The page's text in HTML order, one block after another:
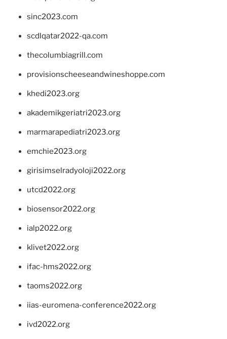
sinc2023.com
scdlqatar2022-qa.com
thecolumbiagrill.com
provisionscheeseandwineshoppe.com
khedi2023.org
akademikgeriatri2023.org
marmarapediatri2023.org
emchie2023.org
girisimselradyoloji2022.org
utcd2022.org
biosensor2022.org
ialp2022.org
klivet2022.org
ifac-hms2022.org
taoms2022.org
iias-euromena-conference2022.org
ivd2022.org